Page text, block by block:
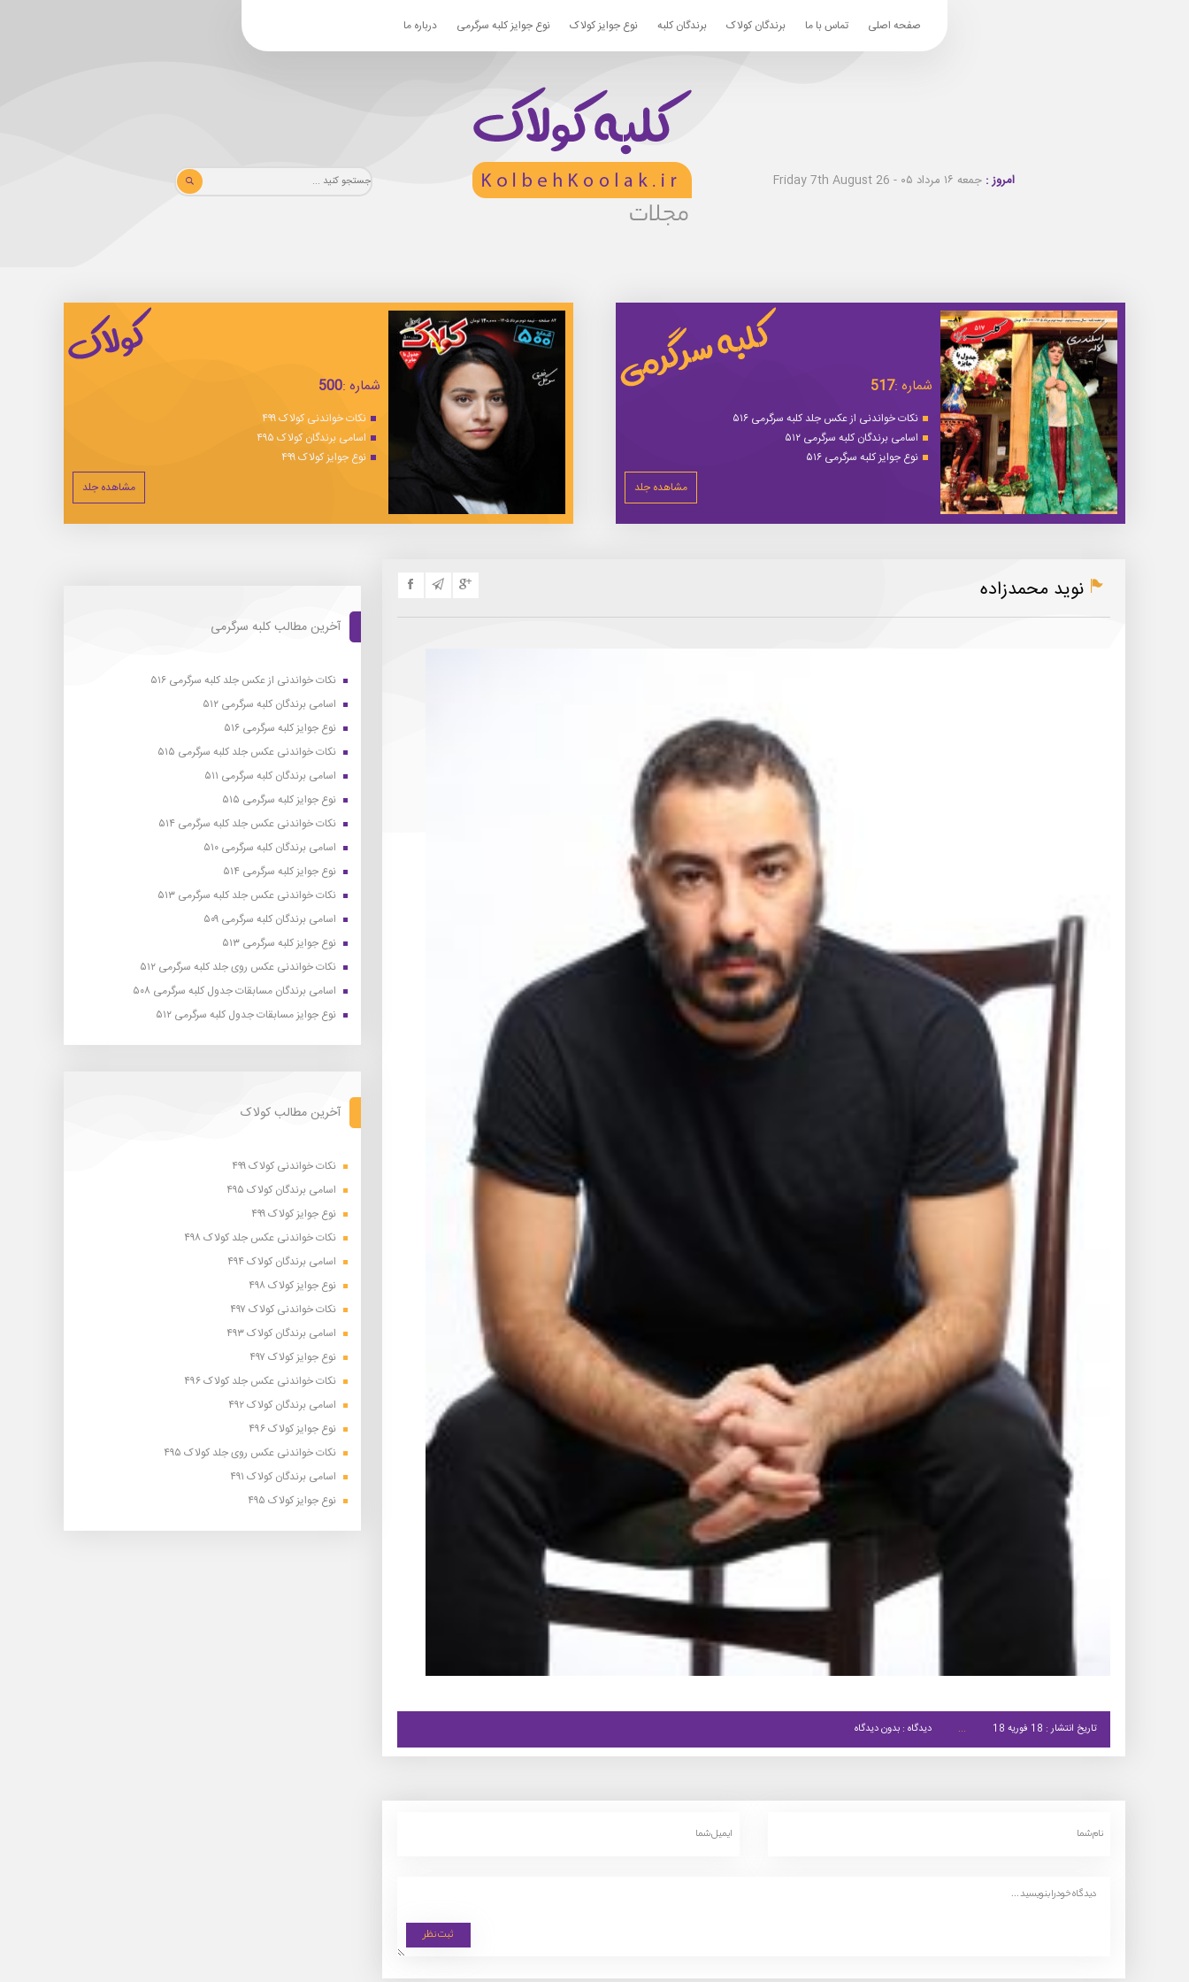
صفحه اصلی تماس با ما برندگان کولاک برندگان کلبه نوع جوایز کولاک نوع جوایز کلبه سرگرمی درباره ما
امروز : جمعه ۱۶ مرداد ۰۵ - Friday 7th August 26
شماره :517
نکات خواندنی از عکس جلد کلبه سرگرمی ۵۱۶
اسامی برندگان کلبه سرگرمی ۵۱۲
نوع جوایز کلبه سرگرمی ۵۱۶
مشاهده جلد
شماره :500
نکات خواندنی کولاک ۴۹۹
اسامی برندگان کولاک ۴۹۵
نوع جوایز کولاک ۴۹۹
مشاهده جلد
نوید محمدزاده
تاریخ انتشار : 18 فوریه 18 دیدگاه : بدون دیدگاه
آخرین مطالب کلبه سرگرمی
نکات خواندنی از عکس جلد کلبه سرگرمی ۵۱۶
اسامی برندگان کلبه سرگرمی ۵۱۲
نوع جوایز کلبه سرگرمی ۵۱۶
نکات خواندنی عکس جلد کلبه سرگرمی ۵۱۵
اسامی برندگان کلبه سرگرمی ۵۱۱
نوع جوایز کلبه سرگرمی ۵۱۵
نکات خواندنی عکس جلد کلبه سرگرمی ۵۱۴
اسامی برندگان کلبه سرگرمی ۵۱۰
نوع جوایز کلبه سرگرمی ۵۱۴
نکات خواندنی عکس جلد کلبه سرگرمی ۵۱۳
اسامی برندگان کلبه سرگرمی ۵۰۹
نوع جوایز کلبه سرگرمی ۵۱۳
نکات خواندنی عکس روی جلد کلبه سرگرمی ۵۱۲
اسامی برندگان مسابقات جدول کلبه سرگرمی ۵۰۸
نوع جوایز مسابقات جدول کلبه سرگرمی ۵۱۲
آخرین مطالب کولاک
نکات خواندنی کولاک ۴۹۹
اسامی برندگان کولاک ۴۹۵
نوع جوایز کولاک ۴۹۹
نکات خواندنی عکس جلد کولاک ۴۹۸
اسامی برندگان کولاک ۴۹۴
نوع جوایز کولاک ۴۹۸
نکات خواندنی کولاک ۴۹۷
اسامی برندگان کولاک ۴۹۳
نوع جوایز کولاک ۴۹۷
نکات خواندنی عکس جلد کولاک ۴۹۶
اسامی برندگان کولاک ۴۹۲
نوع جوایز کولاک ۴۹۶
نکات خواندنی عکس روی جلد کولاک ۴۹۵
اسامی برندگان کولاک ۴۹۱
نوع جوایز کولاک ۴۹۵